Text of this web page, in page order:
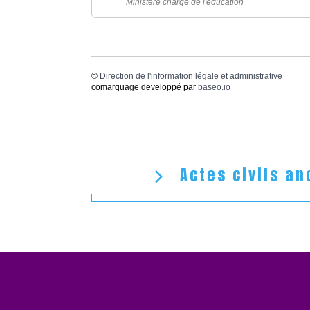
© Direction de l'information légale et administrative
comarquage developpé par baseo.io
Actes civils